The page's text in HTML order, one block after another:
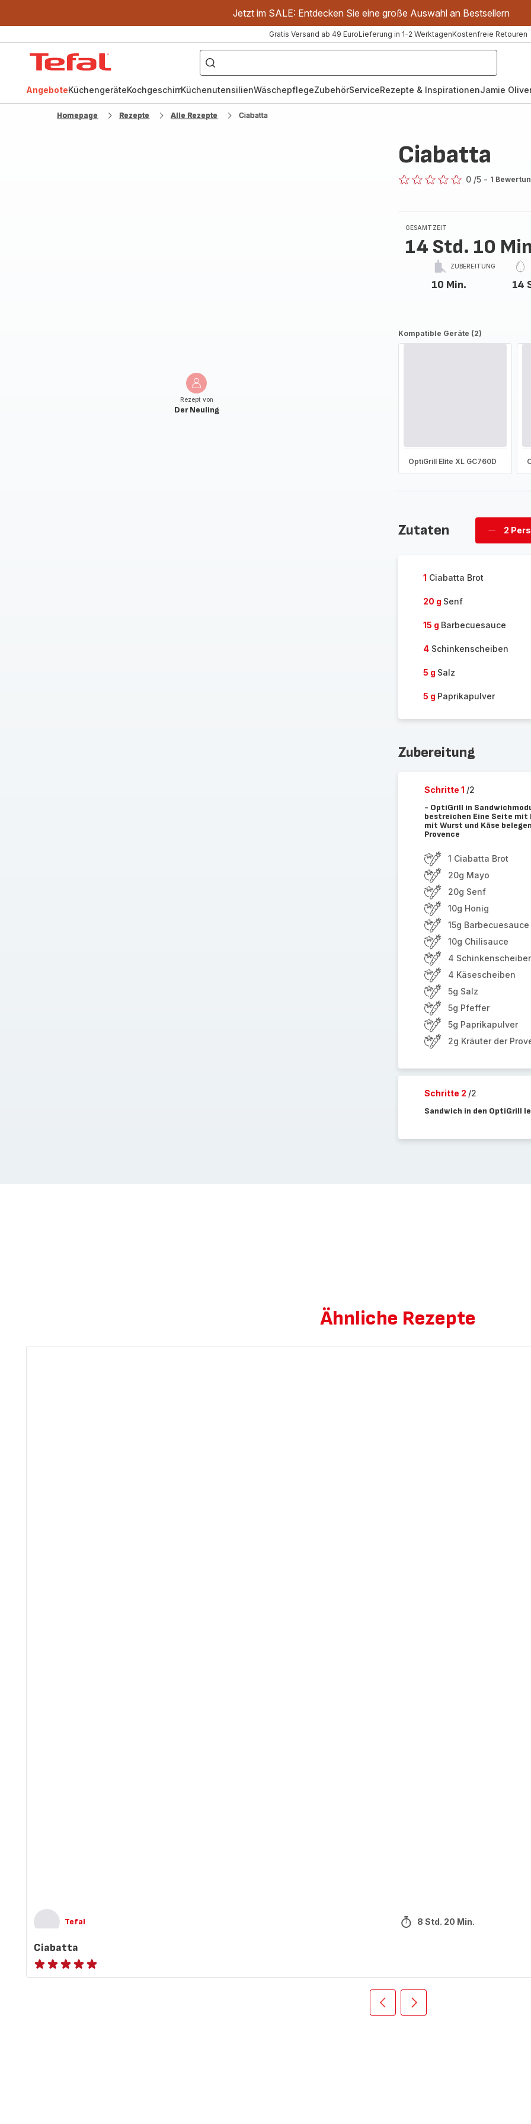
Jetzt im SALE: Entdecken Sie eine große Auswahl an Bestsellern
Gratis Versand ab 49 EuroLieferung in 1-2 WerktagenKostenfreie Retouren
["OptiGrill","Easy
Fry","Pfanne"]
AngeboteKüchengeräteKochgeschirrKüchenutensilienWäschepflegeZubehörServiceRezepte & InspirationenJamie
Homepage Rezepte Alle Rezepte Ciabatta
Rezept von
Der Neuling
Ciabatta
0 /5 - 1
GESAMTZEIT
14 Std. 10
ZUBEREITUNG
10 Min. 14
Kompatible Geräte (2)
OptiGrill Elite XL GC760D
Zutaten
Personen
2
1 Ciabatta Brot
20 g Senf
15 g Barbecuesauce
4Schinkenscheiben
5 g Salz
5 g Paprikapulver
Zubereitung
Schritte 1 /2
- OptiGrill in
bestreichen Eine Seite mit
mit Wurst und Käse
Provence
1 Ciabatta Brot
20g Mayo
20g Senf
10g Honig
15g Barbecuesauce
10g Chilisauce
4
4 Käsescheiben
5g Salz
5g Pfeffer
5g Paprikapulver
2g Kräuter der
Schritte 2 /2
Sandwich in den OptiGrill
Ähnliche Rezepte
Tefal 8 Std. 20 Min.
Ciabatta
ratings.NaN
Vorherige
Recipe
Weiter
Recipe